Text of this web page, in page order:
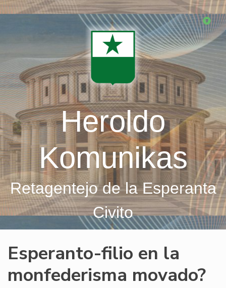
Skip
Heroldo
Komunikas
Retagentejo de la Esperanta
Civito
Esperanto-filio en la
monfederisma movado?